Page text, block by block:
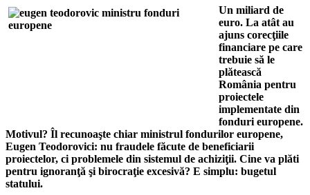
Un miliard de
euro. La atât au
ajuns corecţiile
financiare pe care
trebuie să le
plătească
România pentru
proiectele
implementate din
fonduri europene.
Motivul? Îl recunoaşte chiar ministrul fondurilor europene,
Eugen Teodorovici: nu fraudele făcute de beneficiarii
proiectelor, ci problemele din sistemul de achiziţii. Cine va plăti
pentru ignoranţă şi birocraţie excesivă? E simplu: bugetul
statului.